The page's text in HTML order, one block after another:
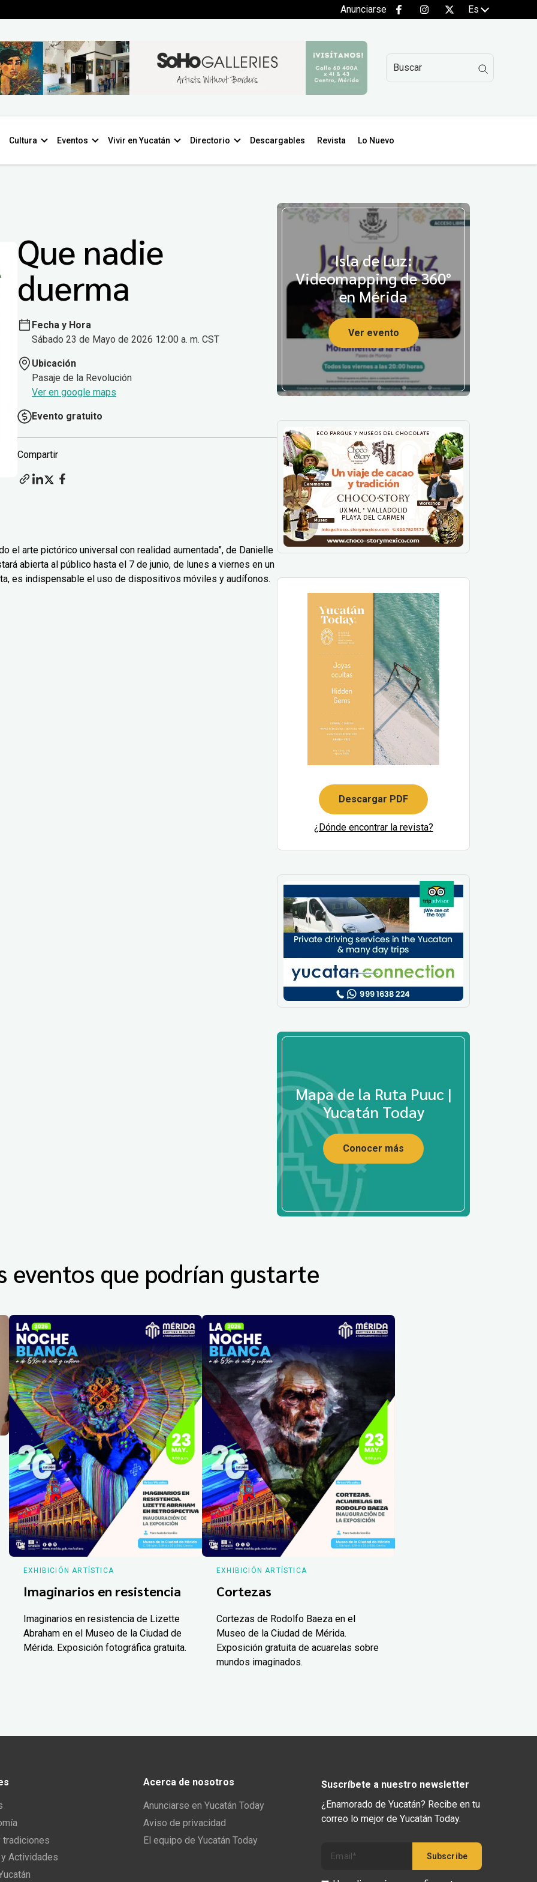
Anunciarse Es
Cultura Eventos Vivir en Yucatán Directorio Descargables Revista Lo Nuevo
Que nadie
duerma
Fecha y Hora
Sábado 23 de Mayo de 2026 12:00 a. m. CST
Ubicación
Pasaje de la Revolución
Ver en google maps
Evento gratuito
Compartir
el arte pictórico universal con realidad aumentada”, de Danielle
abierta al público hasta el 7 de junio, de lunes a viernes en un
es indispensable el uso de dispositivos móviles y audífonos.
Isla de Luz:
Videomapping de 360°
en Mérida
Ver evento
Descargar PDF
¿Dónde encontrar la revista?
Mapa de la Ruta Puuc |
Yucatán Today
Conocer más
eventos que podrían gustarte
EXHIBICIÓN ARTÍSTICA
Imaginarios en resistencia
Imaginarios en resistencia de Lizette
Abraham en el Museo de la Ciudad de
Mérida. Exposición fotográfica gratuita.
EXHIBICIÓN ARTÍSTICA
Cortezas
Cortezas de Rodolfo Baeza en el
Museo de la Ciudad de Mérida.
Exposición gratuita de acuarelas sobre
mundos imaginados.
tradiciones
Actividades
Acerca de nosotros
Anunciarse en Yucatán Today
Aviso de privacidad
El equipo de Yucatán Today
Suscríbete a nuestro newsletter
¿Enamorado de Yucatán? Recibe en tu
correo lo mejor de Yucatán Today.